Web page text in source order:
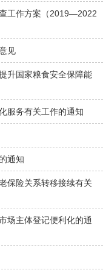
工作方案（2019—2022
见
升国家粮食安全保障能
服务有关工作的通知
通知
保险关系转移接续有关
场主体登记便利化的通